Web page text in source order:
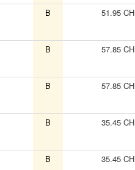
B 51.95
B 57.85
B 57.85
B 35.45
B 35.45